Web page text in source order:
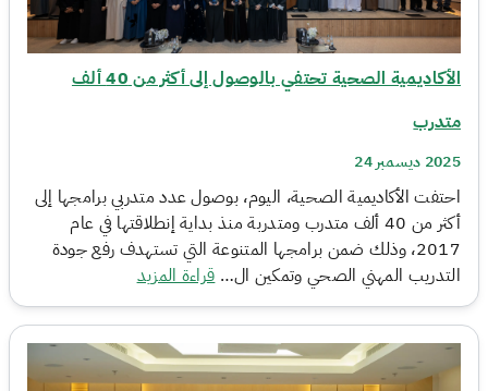
الأكاديمية الصحية تحتفي بالوصول إلى أكثر من 40 ألف
متدرب
2025 ديسمبر 24
احتفت الأكاديمية الصحية، اليوم، بوصول عدد متدربي برامجها إلى
أكثر من 40 ألف متدرب ومتدربة منذ بداية إنطلاقتها في عام
2017، وذلك ضمن برامجها المتنوعة التي تستهدف رفع جودة
التدريب المهني الصحي وتمكين ال…قراءة المزيد